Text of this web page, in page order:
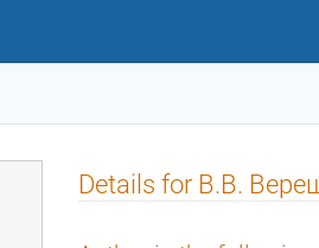
Details for В.В.